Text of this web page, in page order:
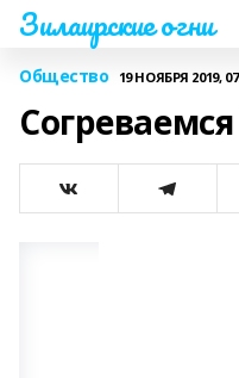
Зилаирские огни
Общество 19 НОЯБРЯ 2019,